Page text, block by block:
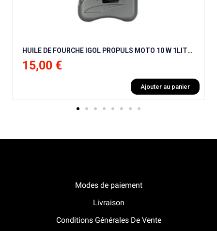
HUILE DE FOURCHE IGOL PROPULS MOTO 10 W 1LITRE
15,00 €
Ajouter au panier
Modes de paiement
Livraison
Conditions Générales De Vente